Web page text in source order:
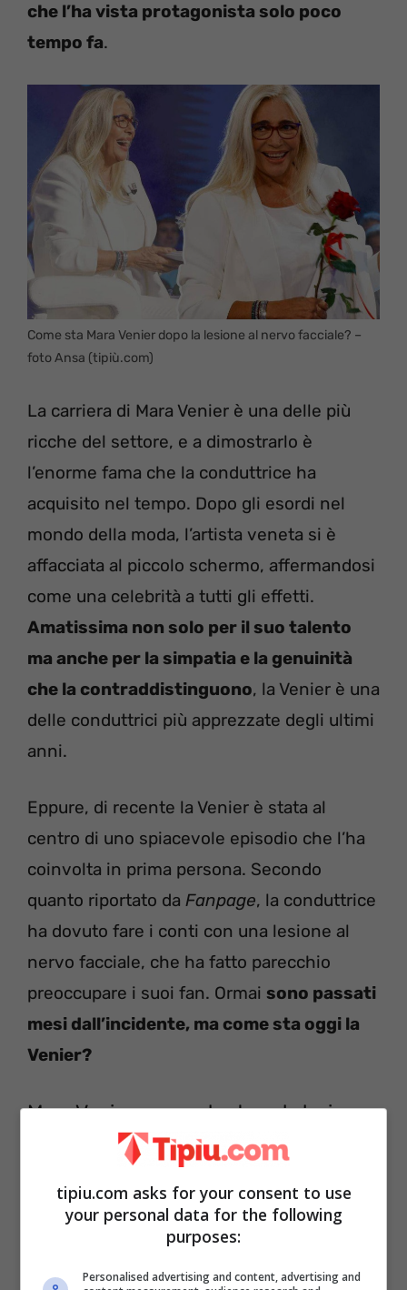
che l’ha vista protagonista solo poco
tempo fa.
Come sta Mara Venier dopo la lesione al nervo facciale? –
foto Ansa (tipiù.com)
La carriera di Mara Venier è una delle più
ricche del settore, e a dimostrarlo è
l’enorme fama che la conduttrice ha
acquisito nel tempo. Dopo gli esordi nel
mondo della moda, l’artista veneta si è
affacciata al piccolo schermo, affermandosi
come una celebrità a tutti gli effetti.
Amatissima non solo per il suo talento
ma anche per la simpatia e la genuinità
che la contraddistinguono, la Venier è una
delle conduttrici più apprezzate degli ultimi
anni.
Eppure, di recente la Venier è stata al
centro di uno spiacevole episodio che l’ha
coinvolta in prima persona. Secondo
quanto riportato da Fanpage, la conduttrice
ha dovuto fare i conti con una lesione al
nervo facciale, che ha fatto parecchio
preoccupare i suoi fan. Ormai sono passati
mesi dall’incidente, ma come sta oggi la
Venier?
Mara Venier, come sta dopo la lesione
al nervo del viso?
tipiu.com asks for your consent to use
your personal data for the following
purposes:
Personalised advertising and content, advertising and